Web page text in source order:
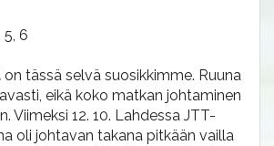
5, 6
on tässä selvä suosikkimme. Ruuna
eikä koko matkan johtaminen
Viimeksi 12. 10. Lahdessa JTT-
oli johtavan takana pitkään vailla